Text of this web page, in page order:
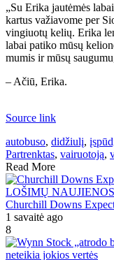
„Su Erika jautėmės
kartus važiavome per
vingiuotų kelių. Erika
labai patiko mūsų
mumis ir mūsų
– Ačiū, Erika.
Source link
autobuso, didžiulį,
Partrenktas, vairuotoją,
Read More
LOŠIMŲ NAUJIENOS
Churchill Downs
1 savaitė ago
8